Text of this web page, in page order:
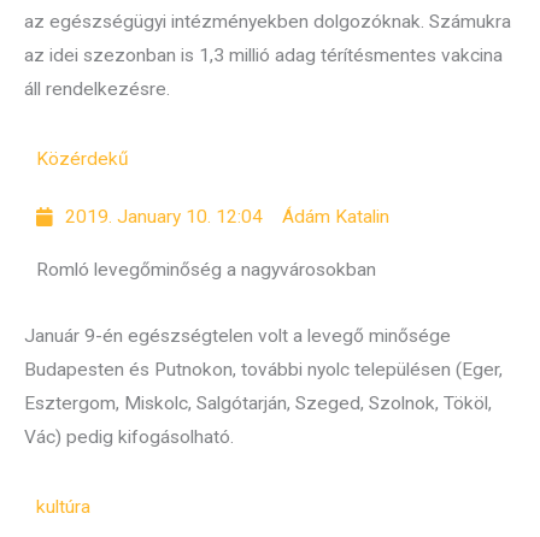
az egészségügyi intézményekben dolgozóknak. Számukra
az idei szezonban is 1,3 millió adag térítésmentes vakcina
áll rendelkezésre.
Közérdekű
2019. January 10. 12:04 Ádám Katalin
Romló levegőminőség a nagyvárosokban
Január 9-én egészségtelen volt a levegő minősége
Budapesten és Putnokon, további nyolc településen (Eger,
Esztergom, Miskolc, Salgótarján, Szeged, Szolnok, Tököl,
Vác) pedig kifogásolható.
kultúra